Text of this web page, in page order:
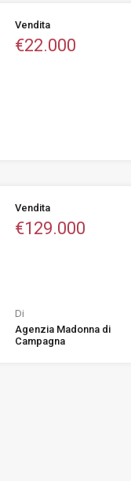
Vendita
€22.000
Vendita
€129.000
Di
Agenzia Madonna di
Campagna